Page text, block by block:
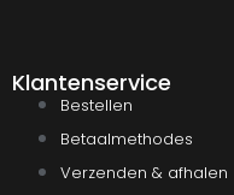
Klantenservice
Bestellen
Betaalmethodes
Verzenden & afhalen